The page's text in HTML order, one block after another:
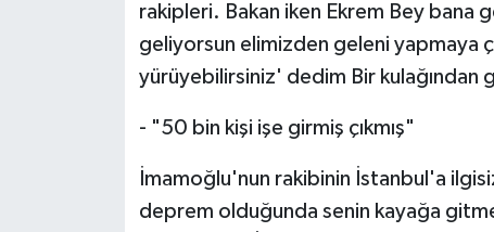
rakipleri. Bakan iken Ekrem Bey bana
geliyorsun elimizden geleni yapmaya
yürüyebilirsiniz' dedim Bir kulağından
- "50 bin kişi işe girmiş çıkmış"
İmamoğlu'nun rakibinin İstanbul'a
deprem olduğunda senin kayağa